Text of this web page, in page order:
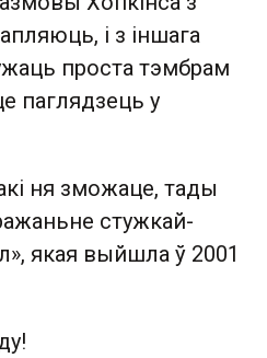
і з іншага
проста тэмбрам
паглядзець у
ня зможаце, тады
стужкай-
якая выйшла ў 2001